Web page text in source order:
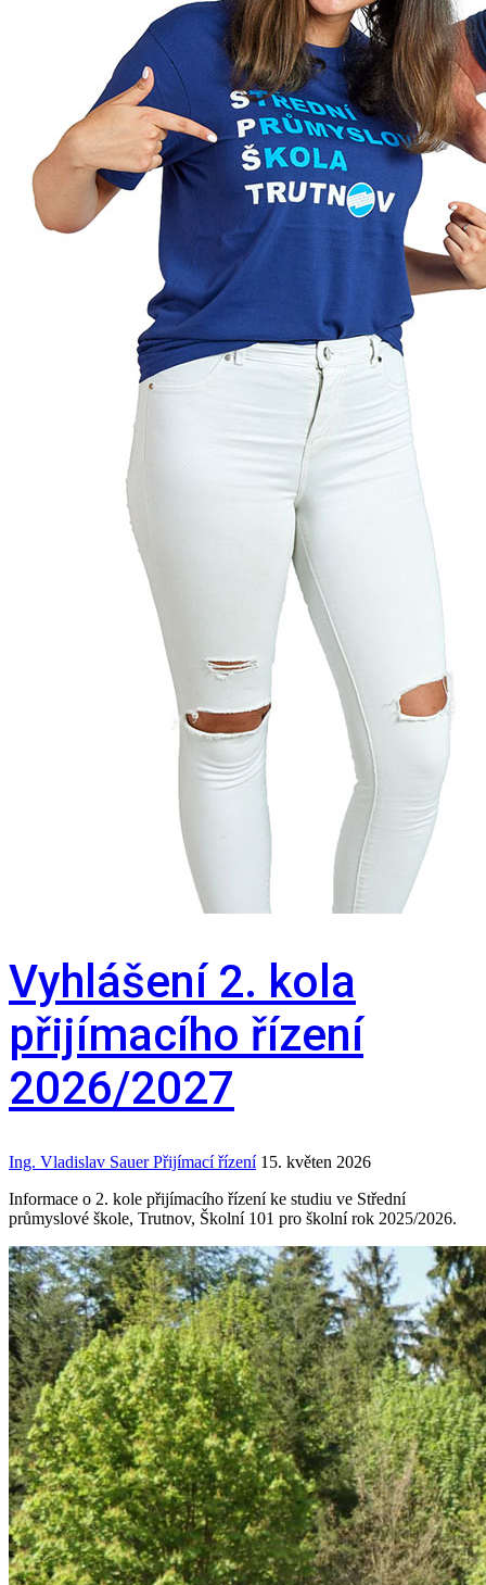
Vyhlášení 2. kola
přijímacího řízení
2026/2027
Ing. Vladislav Sauer Přijímací řízení 15. květen 2026
Informace o 2. kole přijímacího řízení ke studiu ve Střední
průmyslové škole, Trutnov, Školní 101 pro školní rok 2025/2026.